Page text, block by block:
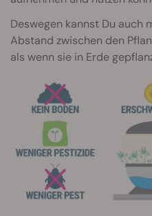
Deswegen kannst Du auch
Abstand zwischen den
als wenn sie in Erde